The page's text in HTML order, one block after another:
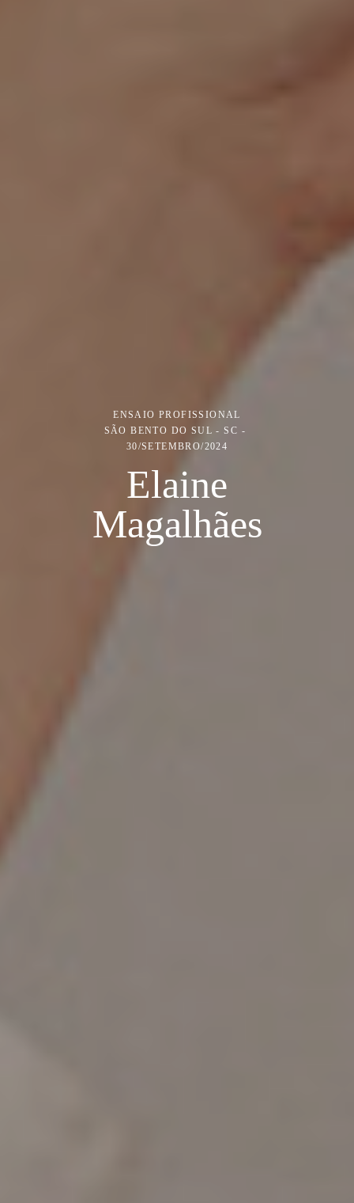
ENSAIO PROFISSIONAL
SÃO BENTO DO SUL - SC
30/SETEMBRO/2024
Elaine
Magalhães